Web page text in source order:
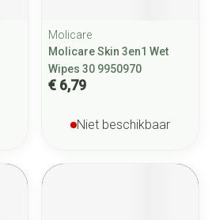
Molicare
Molicare Skin 3en1 Wet
Wipes 30 9950970
€ 6,79
Niet beschikbaar